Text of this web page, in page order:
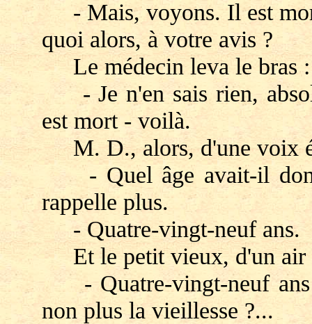
- Mais, voyons. Il est
quoi alors, à votre avis ?
Le médecin leva le bras :
- Je n'en sais rien,
est mort - voilà.
M. D., alors, d'une voix
- Quel âge avait-il
rappelle plus.
- Quatre-vingt-neuf ans.
Et le petit vieux, d'un air
- Quatre-vingt-neuf ans
non plus la vieillesse ?...